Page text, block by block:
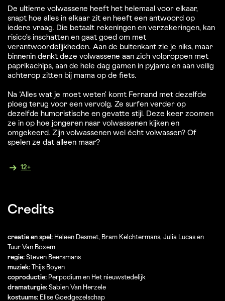
De ultieme volwassene heeft het helemaal voor elkaar,
snapt hoe alles in elkaar zit en heeft een antwoord op
iedere vraag. Die betaalt rekeningen en verzekeringen, kan
risico’s inschatten en gaat goed om met
verantwoordelijkheden. Aan de buitenkant zie je niks, maar
binnenin denkt deze volwassene aan zich volproppen met
paprikachips, aan de hele dag gamen in pyjama en aan veilig
achterop zitten bij mama op de fiets.
Na ‘Alles wat je moet weten’ komt Fernand met dezelfde
ploeg terug voor een vervolg. Ze surfen verder op
dezelfde humoristische en gevatte stijl. Deze keer zoomen
ze in op hoe jongeren naar volwassenen kijken en
omgekeerd. Zijn volwassenen wel écht volwassen? Of
spelen ze dat alleen maar?
12+
Credits
creatie en spel: Heleen Desmet, Bram Kelchtermans, Julia Lucas en
Tuur Van Boxem
regie: Steven Beersmans
muziek: Thijs Boyen
coproductie: Perpodium en Het nieuwstedelijk
dramaturgie: Sabien Van Herzele
kostuums: Elise Goedgezelschap